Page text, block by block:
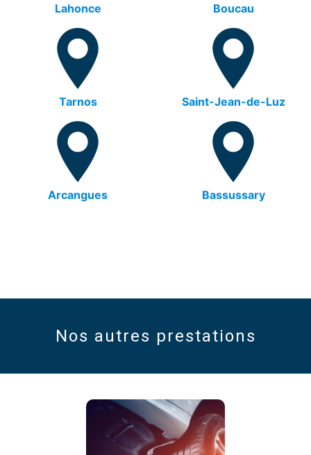
Lahonce Boucau
Tarnos Saint-Jean-de-Luz
Arcangues Bassussary
Nos autres prestations